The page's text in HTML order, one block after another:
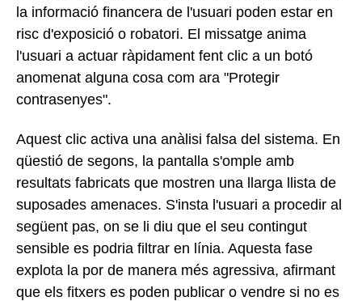
la informació financera de l'usuari poden estar en
risc d'exposició o robatori. El missatge anima
l'usuari a actuar ràpidament fent clic a un botó
anomenat alguna cosa com ara "Protegir
contrasenyes".
Aquest clic activa una anàlisi falsa del sistema. En
qüestió de segons, la pantalla s'omple amb
resultats fabricats que mostren una llarga llista de
suposades amenaces. S'insta l'usuari a procedir al
següent pas, on se li diu que el seu contingut
sensible es podria filtrar en línia. Aquesta fase
explota la por de manera més agressiva, afirmant
que els fitxers es poden publicar o vendre si no es